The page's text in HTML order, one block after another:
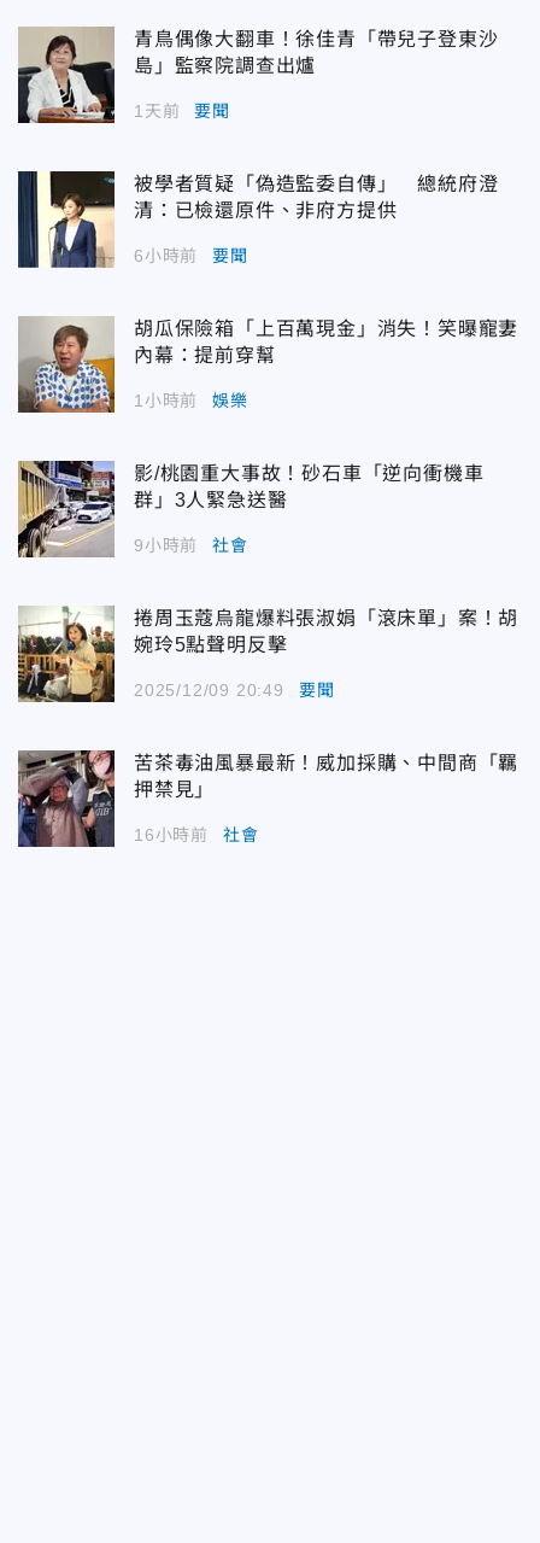
青鳥偶像大翻車！徐佳青「帶兒子登東沙
島」監察院調查出爐
1天前 要聞
被學者質疑「偽造監委自傳」 總統府澄
清：已檢還原件、非府方提供
6小時前 要聞
胡瓜保險箱「上百萬現金」消失！笑曝寵妻
內幕：提前穿幫
1小時前 娛樂
影/桃園重大事故！砂石車「逆向衝機車
群」3人緊急送醫
9小時前 社會
捲周玉蔻烏龍爆料張淑娟「滾床單」案！胡
婉玲5點聲明反擊
2025/12/09 20:49 要聞
苦茶毒油風暴最新！威加採購、中間商「羈
押禁見」
16小時前 社會